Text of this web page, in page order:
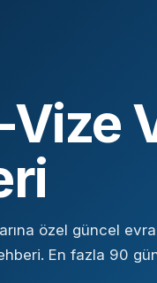
özel güncel
En fazla 90